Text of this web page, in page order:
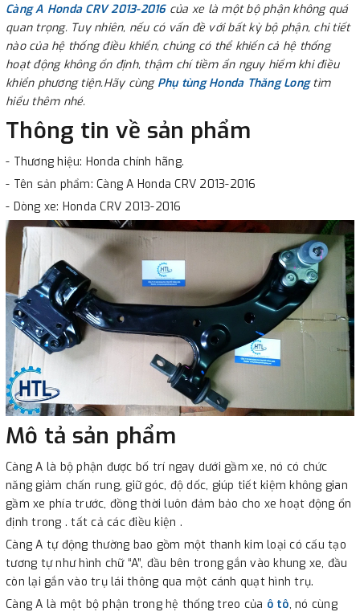
Càng A Honda CRV 2013-2016của xe là một bộ phận không quá
quan trọng. Tuy nhiên, nếu có vấn đề với bất kỳ bộ phận, chi tiết
nào của hệ thống điều khiển, chúng có thể khiến cả hệ thống
hoạt động không ổn định, thậm chí tiềm ẩn nguy hiểm khi điều
khiển phương tiện.Hãy cùng Phụ tùng Honda Thăng Longtìm
hiểu thêm nhé.
Thông tin về sản phẩm
- Thương hiệu: Honda chính hãng.
- Tên sản phẩm: Càng A Honda CRV 2013-2016
- Dòng xe: Honda CRV 2013-2016
Mô tả sản phẩm
Càng A là bộ phận được bố trí ngay dưới gầm xe, nó có chức
năng giảm chấn rung, giữ góc, độ dốc, giúp tiết kiệm không gian
gầm xe phía trước, đồng thời luôn đảm bảo cho xe hoạt động ổn
định trong . tất cả các điều kiện .
Càng A tự động thường bao gồm một thanh kim loại có cấu tạo
tương tự như hình chữ “A”, đầu bên trong gắn vào khung xe, đầu
còn lại gắn vào trụ lái thông qua một cánh quạt hình trụ.
Càng A là một bộ phận trong hệ thống treo của ô tô, nó cùng